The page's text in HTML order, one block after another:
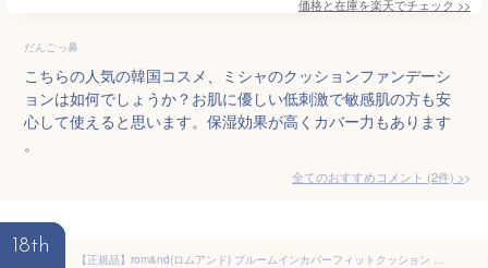
価格と在庫を楽天でチェック >>
だんごっ鼻
こちらの人気の韓国コスメ、ミシャのクッションファンデーシ
ョンは如何でしょうか？お肌に優しい低刺激で敏感肌の方も安
心して使えると思います。保湿効果が高くカバー力もあります
。
全てのおすすめコメント (2件) >
18th
【正規品】rom&nd(ロムアンド) ブルームインカバーフィットクッション 21N ナチュラルベージュ